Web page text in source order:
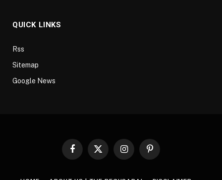
QUICK LINKS
Rss
Sitemap
Google News
Facebook
X
InstagramPinterest